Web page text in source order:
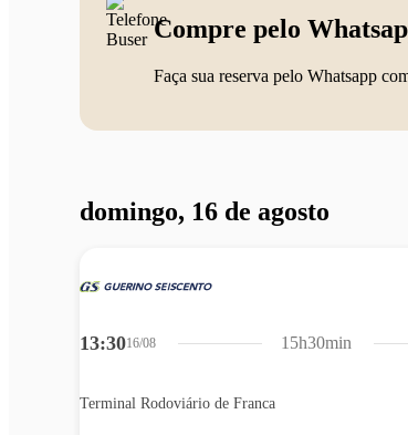
Compre pelo
Faça sua reserva pelo Whatsapp
domingo, 16 de agosto
13:3016/08
Terminal Rodoviário de Franca
15h30min